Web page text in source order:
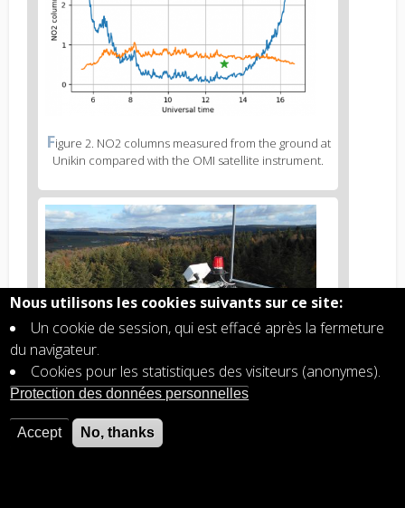
Figure
caption
(legend)
Figure 2. NO2 columns measured from the ground at
Unikin compared with the OMI satellite instrument.
Figure
4
body
text
Figure
4
(legend)
Test du nouveau système Max-DOAS dans les
Ardennes à l’automne 2018
Nous utilisons les cookies suivants sur ce site:
Un cookie de session, qui est effacé après la fermeture
du navigateur.
Cookies pour les statistiques des visiteurs (anonymes).
Protection des données personnelles
Accept No, thanks